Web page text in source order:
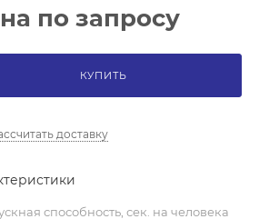
по запросу
КУПИТЬ
доставку
способность, сек. на человека